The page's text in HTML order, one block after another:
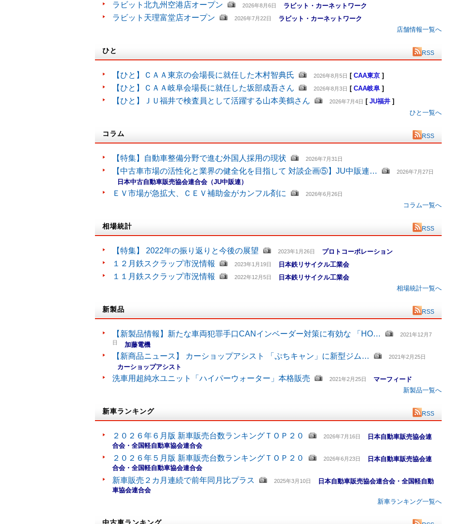
ラビット北九州空港店オープン
2026年8月6日 ラビット・カーネットワーク
ラビット天理富堂店オープン 2026年7月22日
ラビット・カーネットワーク
店舗情報一覧へ
ひと RSS
【ひと】ＣＡＡ東京の会場長に就任した木村智典氏 2026年8月5日 [ CAA東京 ]
【ひと】ＣＡＡ岐阜会場長に就任した坂部成吾さん 2026年8月3日 [ CAA岐阜 ]
【ひと】ＪＵ福井で検査員として活躍する山本美鶴さん 2026年7月4日 [ JU福井 ]
ひと一覧へ
コラム RSS
【特集】自動車整備分野で進む外国人採用の現状 2026年7月31日
【中古車市場の活性化と業界の健全化を目指して 対談企画⑤】JU中販連… 2026年7月27日
日本中古自動車販売協会連合会（JU中販連）
ＥＶ市場が急拡大、ＣＥＶ補助金がカンフル剤に 2026年6月26日
コラム一覧へ
相場統計 RSS
【特集】 2022年の振り返りと今後の展望 2023年1月26日 プロトコーポレーション
１２月鉄スクラップ市況情報 2023年1月19日 日本鉄リサイクル工業会
１１月鉄スクラップ市況情報 2022年12月5日
日本鉄リサイクル工業会
相場統計一覧へ
新製品 RSS
【新製品情報】新たな車両犯罪手口CANインベーダー対策に有効な 「HO… 2021年12月7
日 加藤電機
【新商品ニュース】 カーショップアシスト 「ぷちキャン」に新型ジム… 2021年2月25日
カーショップアシスト
洗車用超純水ユニット「ハイパーウォーター」本格販売 2021年2月25日
マーフィード
新製品一覧へ
新車ランキング RSS
２０２６年６月版 新車販売台数ランキングＴＯＰ２０ 2026年7月16日 日本自動車販売協会連
合会・全国軽自動車協会連合会
２０２６年５月版 新車販売台数ランキングＴＯＰ２０
2026年6月23日 日本自動車販売協会連
合会・全国軽自動車協会連合会
新車販売２カ月連続で前年同月比プラス
2025年3月10日 日本自動車販売協会連合会・全国軽自動
車協会連合会
新車ランキング一覧へ